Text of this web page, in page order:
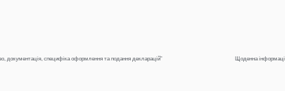
документація, специфіка оформлення та подання декларацій”